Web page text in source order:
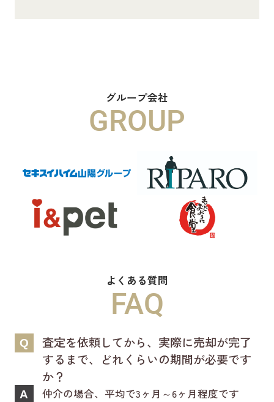
7.4万円
2026.06.29
新ホームページは検索も楽々♪スマホに
是非一度ご覧ください(^^♪
グループ会社
GROUP
よくある質問
FAQ
Q
査定を依頼してから、実際に売却が完了
するまで、どれくらいの期間が必要です
か？
A
仲介の場合、平均で3ヶ月～6ヶ月程度です